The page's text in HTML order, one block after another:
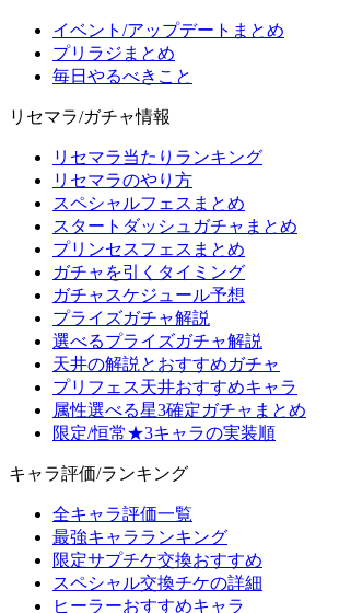
イベント/アップデートまとめ
プリラジまとめ
毎日やるべきこと
リセマラ/ガチャ情報
リセマラ当たりランキング
リセマラのやり方
スペシャルフェスまとめ
スタートダッシュガチャまとめ
プリンセスフェスまとめ
ガチャを引くタイミング
ガチャスケジュール予想
プライズガチャ解説
選べるプライズガチャ解説
天井の解説とおすすめガチャ
プリフェス天井おすすめキャラ
属性選べる星3確定ガチャまとめ
限定/恒常★3キャラの実装順
キャラ評価/ランキング
全キャラ評価一覧
最強キャラランキング
限定サプチケ交換おすすめ
スペシャル交換チケの詳細
ヒーラーおすすめキャラ